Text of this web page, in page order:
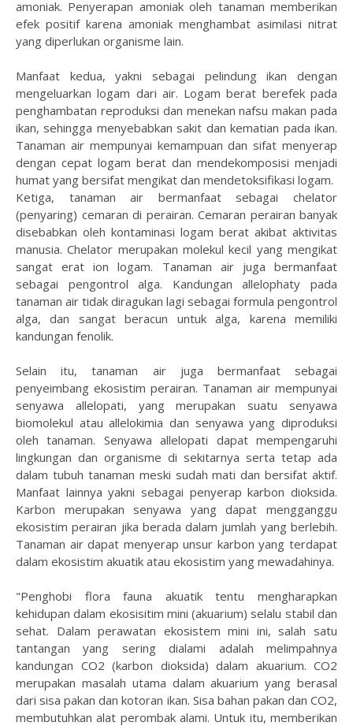
amoniak. Penyerapan amoniak oleh tanaman memberikan
efek positif karena amoniak menghambat asimilasi nitrat
yang diperlukan organisme lain.
Manfaat kedua, yakni sebagai pelindung ikan dengan
mengeluarkan logam dari air. Logam berat berefek pada
penghambatan reproduksi dan menekan nafsu makan pada
ikan, sehingga menyebabkan sakit dan kematian pada ikan.
Tanaman air mempunyai kemampuan dan sifat menyerap
dengan cepat logam berat dan mendekomposisi menjadi
humat yang bersifat mengikat dan mendetoksifikasi logam.
Ketiga, tanaman air bermanfaat sebagai chelator
(penyaring) cemaran di perairan. Cemaran perairan banyak
disebabkan oleh kontaminasi logam berat akibat aktivitas
manusia. Chelator merupakan molekul kecil yang mengikat
sangat erat ion logam. Tanaman air juga bermanfaat
sebagai pengontrol alga. Kandungan allelophaty pada
tanaman air tidak diragukan lagi sebagai formula pengontrol
alga, dan sangat beracun untuk alga, karena memiliki
kandungan fenolik.
Selain itu, tanaman air juga bermanfaat sebagai
penyeimbang ekosistim perairan. Tanaman air mempunyai
senyawa allelopati, yang merupakan suatu senyawa
biomolekul atau allelokimia dan senyawa yang diproduksi
oleh tanaman. Senyawa allelopati dapat mempengaruhi
lingkungan dan organisme di sekitarnya serta tetap ada
dalam tubuh tanaman meski sudah mati dan bersifat aktif.
Manfaat lainnya yakni sebagai penyerap karbon dioksida.
Karbon merupakan senyawa yang dapat mengganggu
ekosistim perairan jika berada dalam jumlah yang berlebih.
Tanaman air dapat menyerap unsur karbon yang terdapat
dalam ekosistim akuatik atau ekosistim yang mewadahinya.
"Penghobi flora fauna akuatik tentu mengharapkan
kehidupan dalam ekosisitim mini (akuarium) selalu stabil dan
sehat. Dalam perawatan ekosistem mini ini, salah satu
tantangan yang sering dialami adalah melimpahnya
kandungan CO2 (karbon dioksida) dalam akuarium. CO2
merupakan masalah utama dalam akuarium yang berasal
dari sisa pakan dan kotoran ikan. Sisa bahan pakan dan CO2,
membutuhkan alat perombak alami. Untuk itu, memberikan